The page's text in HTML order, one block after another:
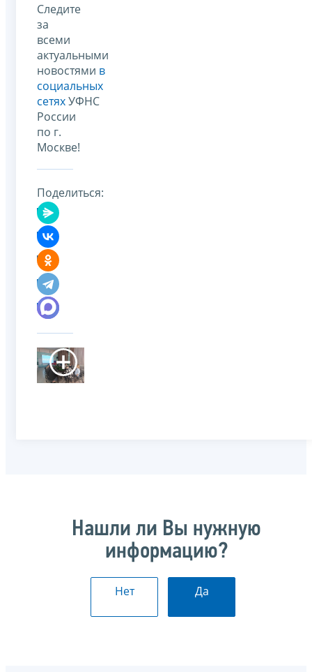
Следите
за
всеми
актуальными
новостями в
социальных
сетяхУФНС
России
по г.
Москве!
Поделиться:
Нашли ли Вы нужную
информацию?
Нет Да